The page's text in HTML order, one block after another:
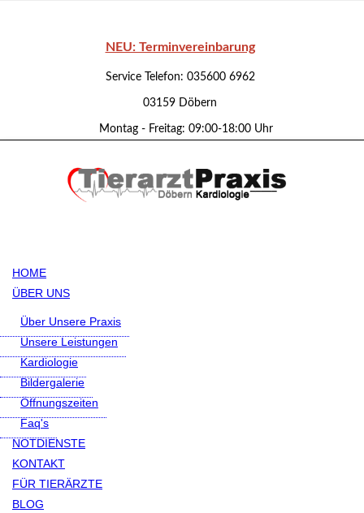
NEU: Terminvereinbarung
Service Telefon: 035600 6962
03159 Döbern
Montag - Freitag: 09:00-18:00 Uhr
HOME
ÜBER UNS
Über Unsere Praxis
Unsere Leistungen
Kardiologie
Bildergalerie
Öffnungszeiten
Faq's
NOTDIENSTE
KONTAKT
FÜR TIERÄRZTE
BLOG